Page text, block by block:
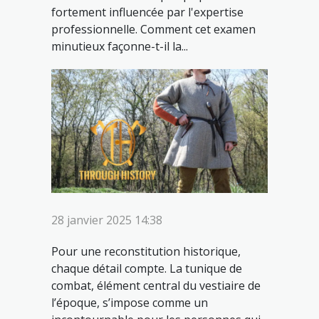
fortement influencée par l'expertise
professionnelle. Comment cet examen
minutieux façonne-t-il la...
28 janvier 2025 14:38
Pour une reconstitution historique,
chaque détail compte. La tunique de
combat, élément central du vestiaire de
l’époque, s’impose comme un